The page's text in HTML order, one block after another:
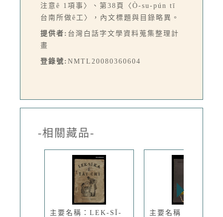
注意ê 1項事〉、第38頁〈Ò-su-pún tī
台南所做ê工〉，內文標題與目錄略異。
提供者: 台灣白話字文學資料蒐集整理計
畫
登錄號: NMTL20080360604
-相關藏品-
主要名稱：LEK-SĪ- 主要名稱：TIT-KIÙ